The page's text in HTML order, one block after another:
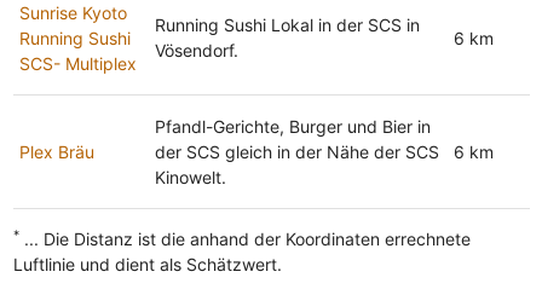
Sunrise Kyoto
Running Sushi
SCS- Multiplex
Running Sushi Lokal in der SCS in
Vösendorf.
6 km
Plex Bräu
Pfandl-Gerichte, Burger und Bier in
der SCS gleich in der Nähe der SCS
Kinowelt.
6 km
*... Die Distanz ist die anhand der Koordinaten errechnete
Luftlinie und dient als Schätzwert.